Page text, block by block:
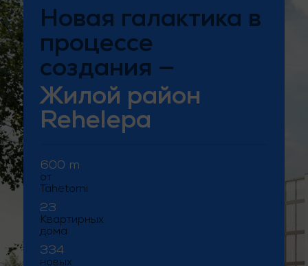
Новая галактика в
процессе
создания —
Жилой район
Rehelepa
600 m
от
Tähetorni
23
Квартирных
дома
334
новых